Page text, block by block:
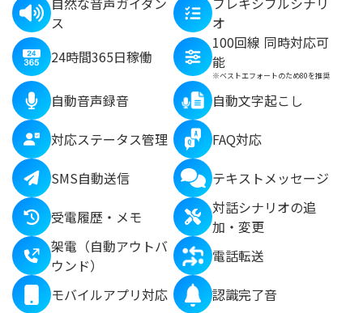
ス
オ
24時間365日稼働
100回線 同時対応可
能
※ベストエフォートのため80を推奨
自動音声録音
自動文字起こし
対応ステータス管理
FAQ対応
SMS自動送信
テキストメッセージ
受電履歴・メモ
対話シナリオの追
加・変更
架電（自動アウトバ
ウンド）
電話転送
モバイルアプリ対応
認識完了音